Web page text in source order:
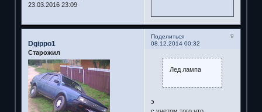
23.03.2016 23:09
Поделиться
9
08.12.2014 00:32
Dgippo1
Старожил
Лед лампа
э